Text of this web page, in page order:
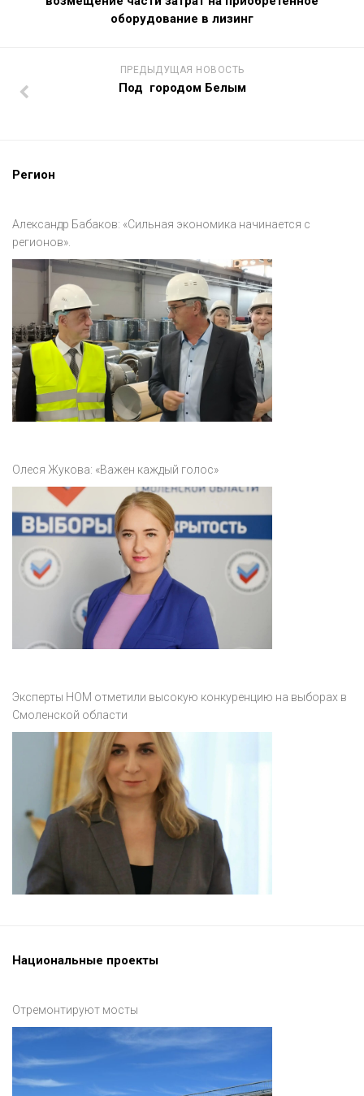
оборудование в лизинг
ПРЕДЫДУЩАЯ НОВОСТЬ
Под городом Белым
Регион
Александр Бабаков: «Сильная экономика начинается с
регионов».
Олеся Жукова: «Важен каждый голос»
Эксперты НОМ отметили высокую конкуренцию на выборах в
Смоленской области
Национальные проекты
Отремонтируют мосты